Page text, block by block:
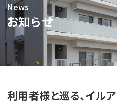
News
お知らせ
利用者様と巡る、イル